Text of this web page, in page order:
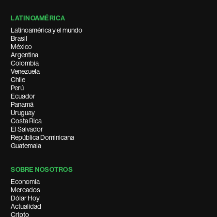
LATINOAMÉRICA
Latinoamérica y el mundo
Brasil
México
Argentina
Colombia
Venezuela
Chile
Perú
Ecuador
Panamá
Uruguay
Costa Rica
El Salvador
República Dominicana
Guatemala
SOBRE NOSOTROS
Economía
Mercados
Dólar Hoy
Actualidad
Cripto